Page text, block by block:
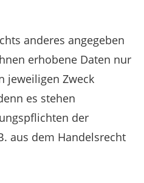
anderes angegeben
erhobene Daten nur
jeweiligen Zweck
es stehen
der
aus dem Handelsrecht